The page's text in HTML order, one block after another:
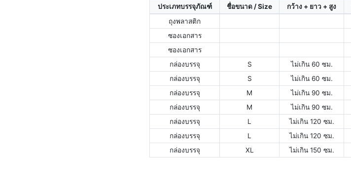
ประเภทบรรจุภัณฑ์ ชื่อขนาด / Size กว้าง + ยาว + สูง
ถุงพลาสติก
ซองเอกสาร
ซองเอกสาร
กล่องบรรจุ
S ไม่เกิน 60 ซม.
กล่องบรรจุ
S ไม่เกิน 60 ซม.
กล่องบรรจุ
M ไม่เกิน 90 ซม.
กล่องบรรจุ
M ไม่เกิน 90 ซม.
กล่องบรรจุ
L ไม่เกิน 120 ซม.
กล่องบรรจุ
L ไม่เกิน 120 ซม.
กล่องบรรจุ
XL ไม่เกิน 150 ซม.